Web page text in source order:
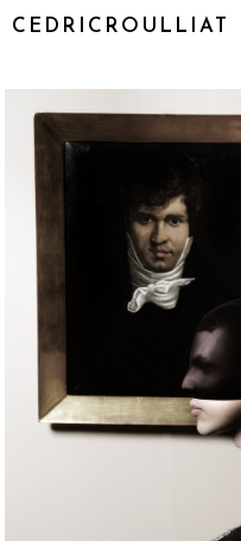
CEDRICROULLIAT